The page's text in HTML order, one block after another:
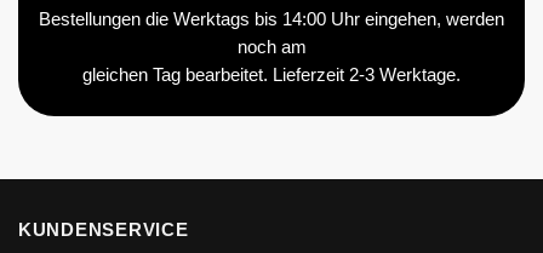
Bestellungen die Werktags bis 14:00 Uhr eingehen, werden
noch am
gleichen Tag bearbeitet. Lieferzeit 2-3 Werktage.
KUNDENSERVICE